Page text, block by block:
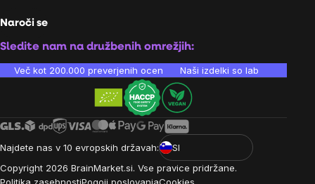
Naroči se
Sledite nam na družbenih omrežjih:
Več kot 200.000 preverjenih ocen Naši izdelki so laboratorijsko
Najdete nas v 10 evropskih državah:
SI
Copyright 2026 BrainMarket.si. Vse pravice pridržane.